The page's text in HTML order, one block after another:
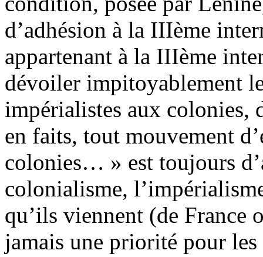
d’adhésion à la IIIème
appartenant à la IIIème
dévoiler impitoyablement
impérialistes aux colonies,
en faits, tout mouvement
colonies… » est toujours
colonialisme,
qu’ils viennent (de France
jamais une priorité pour